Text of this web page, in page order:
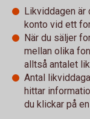
Likviddagen är
konto vid ett
När du säljer
mellan olika
alltså antalet
Antal
hittar
du klickar på